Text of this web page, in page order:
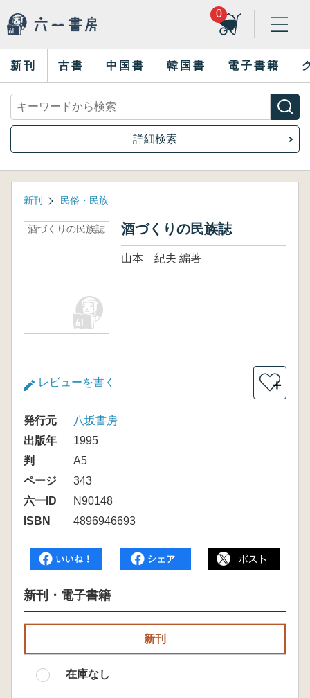
0
新刊 古書 中国書 韓国書 電子書籍
詳細検索
新刊 民俗・民族
酒づくりの民族誌 酒づくりの民族誌
山本 紀夫 編著
レビューを書く ＋
発行元
八坂書房
出版年
1995
判
A5
ページ
343
六一ID
N90148
ISBN
4896946693
新刊・電子書籍
新刊
在庫なし